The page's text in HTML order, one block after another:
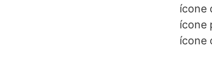
ícone
ícone
ícone